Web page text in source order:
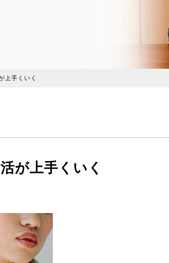
上手くいく
が上手くいく